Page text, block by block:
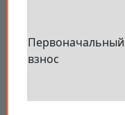
Первоначальный
взнос